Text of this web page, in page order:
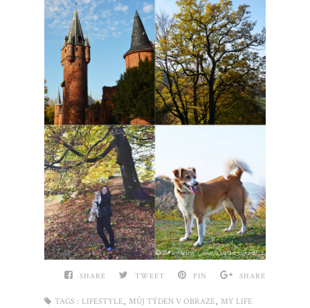
SHARE TWEET PIN SHARE
TAGS : LIFESTYLE, MŮJ TÝDEN V OBRAZE, MY LIFE